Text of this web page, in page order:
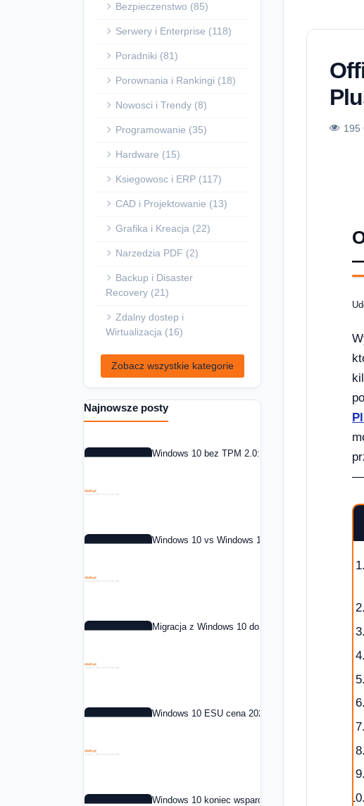
Bezpieczenstwo (85)
Serwery i Enterprise (118)
Poradniki (81)
Porownania i Rankingi (18)
Nowosci i Trendy (8)
Programowanie (35)
Hardware (15)
Ksiegowosc i ERP (117)
CAD i Projektowanie (13)
Grafika i Kreacja (22)
Narzedzia PDF (2)
Backup i Disaster
Recovery (21)
Zdalny dostep i
Wirtualizacja (16)
Zobacz wszystkie kategorie
Najnowsze posty
Windows 10 bez TPM 2.0: co zrobic w 2026?
Windows 10 vs Windows 11: czy warto
Migracja z Windows 10 do Windows 11 krok po kroku
Windows 10 ESU cena 2026: co to jest i jak kupic?
Windows 10 koniec wsparcia: co dalej w 2026 roku?
195
—